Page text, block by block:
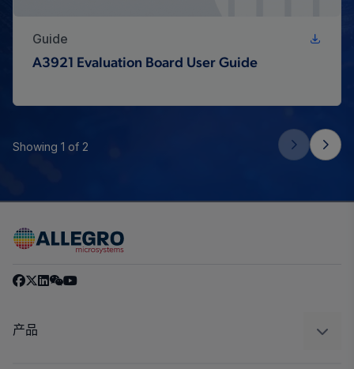
Guide
A3921 Evaluation Board User Guide
Showing 1 of 2
产品